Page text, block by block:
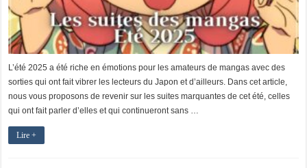
L’été 2025 a été riche en émotions pour les amateurs de mangas avec des
sorties qui ont fait vibrer les lecteurs du Japon et d’ailleurs. Dans cet article,
nous vous proposons de revenir sur les suites marquantes de cet été, celles
qui ont fait parler d’elles et qui continueront sans …
Lire +